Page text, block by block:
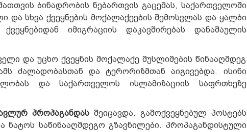
ბინადრობის ნებართვის გაცემას, საქართველოში
და სხვა ქვეყნების მოქალაქეების შემოსვლას და ყალბი
იმიგრაციის დაკავშირებას დანაშაულის
და უცხო ქვეყნის მოქალაქე მუსლიმების წინააღმდეგ
ძალადობასთან და ტერორიზმთან აიგივებდა. ისინი
და საქართველოს ისლამიზაციის საფრთხეზე
პროპაგანდას შეიცავდა. გამოქვეყნებულ პოსტებს
საწინააღმდეგო გზავნილები. პროპაგანდისტული